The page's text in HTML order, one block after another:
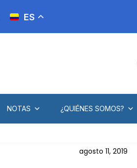
ES
NOTAS ¿QUIÉNES SOMOS?
agosto 11, 2019